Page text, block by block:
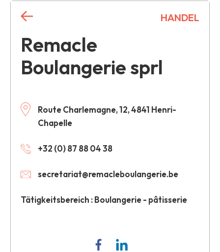
Remacle
Boulangerie sprl
Route Charlemagne, 12, 4841 Henri-
Chapelle
+32 (0) 87 88 04 38
secretariat@remacleboulangerie.be
Tätigkeitsbereich : Boulangerie - pâtisserie
HANDEL
+
−